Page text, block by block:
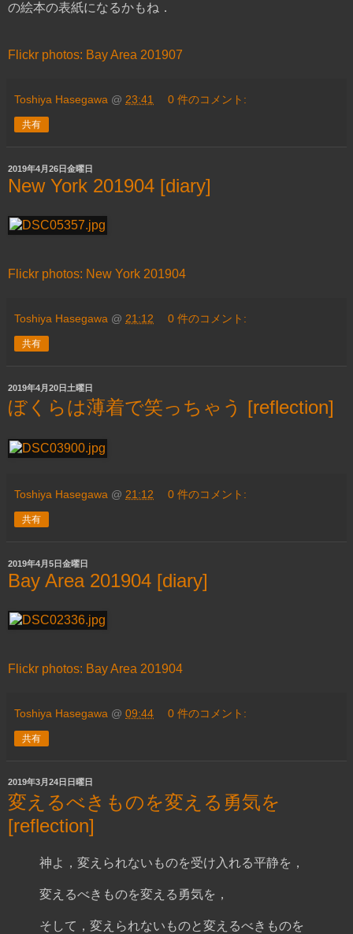
の絵本の表紙になるかもね．
Flickr photos: Bay Area 201907
Toshiya Hasegawa @ 23:41 0 件のコメント:
共有
2019年4月26日金曜日
New York 201904 [diary]
Flickr photos: New York 201904
Toshiya Hasegawa @ 21:12 0 件のコメント:
共有
2019年4月20日土曜日
ぼくらは薄着で笑っちゃう [reflection]
Toshiya Hasegawa @ 21:12 0 件のコメント:
共有
2019年4月5日金曜日
Bay Area 201904 [diary]
Flickr photos: Bay Area 201904
Toshiya Hasegawa @ 09:44 0 件のコメント:
共有
2019年3月24日日曜日
変えるべきものを変える勇気を
[reflection]
神よ，変えられないものを受け入れる平静を，
変えるべきものを変える勇気を，
そして，変えられないものと変えるべきものを